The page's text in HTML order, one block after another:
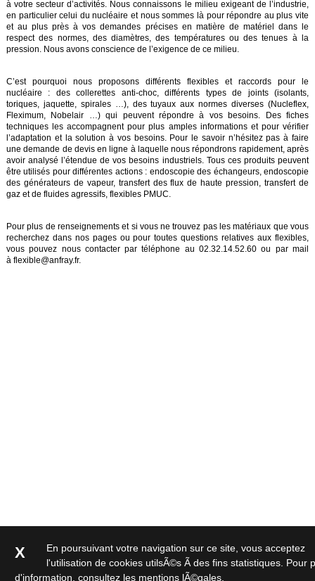
à votre secteur d’activités. Nous connaissons le milieu exigeant de l’industrie,
en particulier celui du nucléaire et nous sommes là pour répondre au plus vite
et au plus près à vos demandes précises en matière de matériel dans le
respect des normes, des diamètres, des températures ou des tenues à la
pression. Nous avons conscience de l’exigence de ce milieu.
C’est pourquoi nous proposons différents flexibles et raccords pour le
nucléaire : des collerettes anti-choc, différents types de joints (isolants,
toriques, jaquette, spirales …), des tuyaux aux normes diverses (Nucleflex,
Fleximum, Nobelair …) qui peuvent répondre à vos besoins. Des fiches
techniques les accompagnent pour plus amples informations et pour vérifier
l’adaptation et la solution à vos besoins. Pour le savoir n’hésitez pas à faire
une demande de devis en ligne à laquelle nous répondrons rapidement, après
avoir analysé l’étendue de vos besoins industriels. Tous ces produits peuvent
être utilisés pour différentes actions : endoscopie des échangeurs, endoscopie
des générateurs de vapeur, transfert des flux de haute pression, transfert de
gaz et de fluides agressifs, flexibles PMUC.
Pour plus de renseignements et si vous ne trouvez pas les matériaux que vous
recherchez dans nos pages ou pour toutes questions relatives aux flexibles,
vous pouvez nous contacter par téléphone au 02.32.14.52.60 ou par mail
à flexible@anfray.fr.
X
En poursuivant votre navigation sur ce site, vous acceptez
l'utilisation de cookies utilsÃ©s Ã des fins statistiques. Pour
d'information, consultez les mentions lÃ©gales